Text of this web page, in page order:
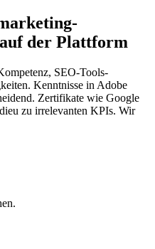
der Plattform
SEO-Tools-
Kenntnisse in Adobe
Zertifikate wie Google
zu irrelevanten KPIs. Wir